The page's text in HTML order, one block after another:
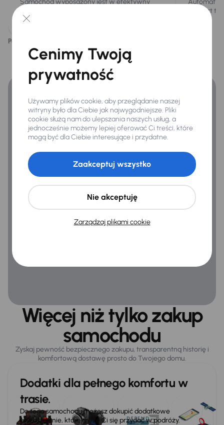
komfort
Podoba ci się ten opis?
Finansowanie
Zyskaj lepsze warunki finansowania niż v banku.
Więcej niż tylko zakup
samochodu
Zyskaj pewność bezpiecznego zakupu, transparentną historię i
komfortową dostawę prosto do Twojego domu.
Dodatki dla pełnego komfortu w
trasie.
Do tego samochodu możesz dokupić dodatkowe
wyposażenie, które może Ci się przydać w podróży.
Cenimy Twoją
prywatność
Używamy plików cookie, aby przeglądanie naszej
witryny było dla Ciebie jak najwygodniejsze. Pliki
cookie służą nam do ulepszania naszych usług, a
jednocześnie możemy lepiej oferować Ci treści, które
mogą być dla Ciebie interesujące i przydatne.
Zarządzaj plikami cookie
Nie akceptuję
Zaakceptuj wszystko